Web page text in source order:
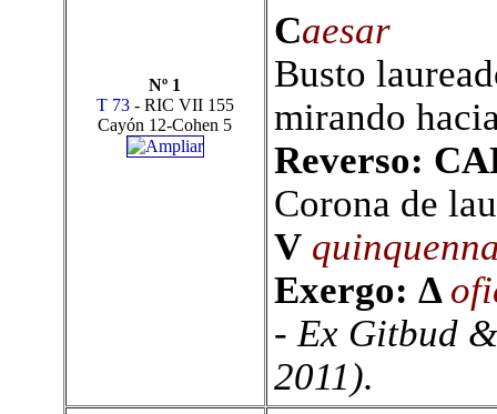
Nº 1
T 73- RIC VII 155
Cayón 12-Cohen 5
Caesar
Busto
mirando
Reverso:
Corona de
V
Exergo: Δ
- Ex Gitbud
2011).